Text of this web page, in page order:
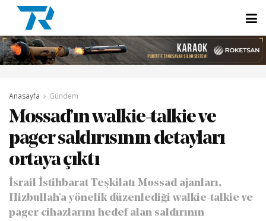
Anasayfa Gündem
Mossad’ın walkie-talkie ve
pager saldırısının detayları
ortaya çıktı
İsrail İstihbarat Teşkilatı Mossad ajanları,
Hizbullah'a yönelik düzenlediği walkie-talkie ve
pager cihazlarını hedef alan saldırının